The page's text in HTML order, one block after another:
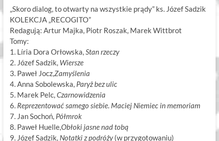
„Skoro dialog, to otwarty na wszystkie prądy” ks. Józef Sadzik
KOLEKCJA „RECOGITO”
Redagują: Artur Majka, Piotr Roszak, Marek Wittbrot
Tomy:
1. Líria Dora Orłowska,Stan rzeczy
2. Józef Sadzik, Wiersze
3. Paweł Jocz,Zamyślenia
4. Anna Sobolewska, Paryż bez ulic
5. Marek Pelc,Czarnowidzenia
6. Reprezentować samego siebie. Maciej Niemiec in memoriam
7. Jan Sochoń, Półmrok
8. Paweł Huelle,Obłoki jasne nad tobą
9. Józef Sadzik, Notatki z podróży(w przygotowaniu)